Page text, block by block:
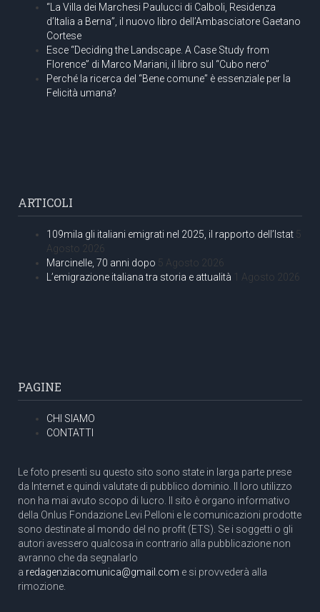
“La Villa dei Marchesi Paulucci di Calboli, Residenza
d’Italia a Berna”, il nuovo libro dell’Ambasciatore Gaetano
Cortese
Esce “Deciding the Landscape. A Case Study from
Florence” di Marco Mariani, il libro sul “Cubo nero”
Perché la ricerca del “Bene comune” è essenziale per la
Felicità umana?
ARTICOLI
109mila gli italiani emigrati nel 2025, il rapporto dell’Istat 5
Agosto 2026
Marcinelle, 70 anni dopo 5 Agosto 2026
L’emigrazione italiana tra storia e attualità 1 Agosto 2026
PAGINE
CHI SIAMO
CONTATTI
Le foto presenti su questo sito sono state in larga parte prese
da Internet e quindi valutate di pubblico dominio. Il loro utilizzo
non ha mai avuto scopo di lucro. Il sito è organo informativo
della Onlus Fondazione Levi Pelloni e le comunicazioni prodotte
sono destinate al mondo del no profit (ETS). Se i soggetti o gli
autori avessero qualcosa in contrario alla pubblicazione non
avranno che da segnalarlo
a redagenziacomunica@gmail.com e si provvederà alla
rimozione.